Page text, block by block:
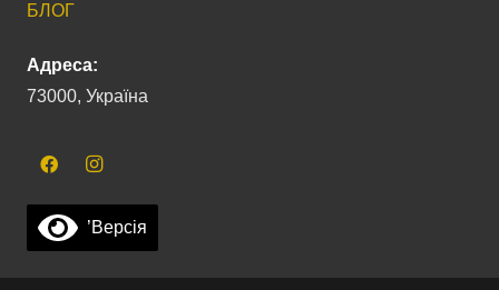
БЛОГ
Адреса:
73000, Україна
’Версія